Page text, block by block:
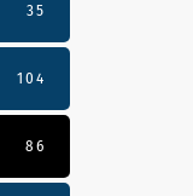
35
104
86